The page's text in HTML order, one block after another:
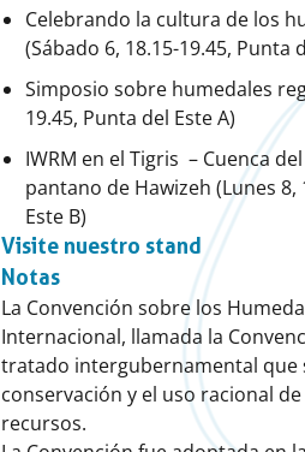
Celebrando la cultura de los
(Sábado 6, 18.15-19.45, Punta
Simposio sobre humedales
19.45, Punta del Este A)
IWRM en el Tigris – Cuenca
pantano de Hawizeh (Lunes 8,
Este B)
Visite nuestro stand
Notas
La Convención sobre los
Internacional, llamada la
tratado intergubernamental que
conservación y el uso racional
recursos.